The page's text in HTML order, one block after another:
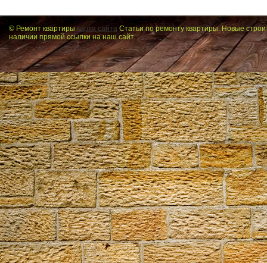
© Ремонт квартирыкарта сайта Статьи по ремонту квартиры. Новые
наличии прямой ссылки на наш сайт.